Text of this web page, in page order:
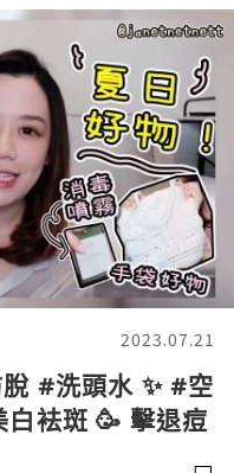
2023.07.21
#洗頭水 ✨ #空
白袪斑 🥳 擊退痘
毒酒精噴霧 一